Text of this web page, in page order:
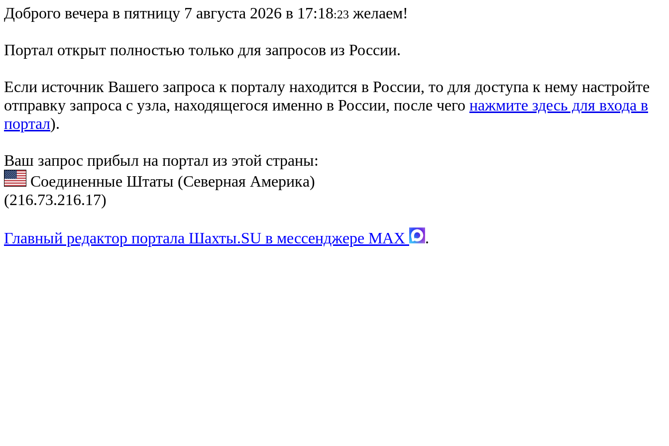
Доброго вечера в пятницу 7 августа 2026 в 17:18:23 желаем!
Портал открыт полностью только для запросов из России.
Если источник Вашего запроса к порталу находится в России, то для доступа к нему настройте
отправку запроса с узла, находящегося именно в России, после чего нажмите здесь для входа в
портал).
Ваш запрос прибыл на портал из этой страны:
Соединенные Штаты (Северная Америка)
(216.73.216.17)
Главный редактор портала Шахты.SU в мессенджере MAX .